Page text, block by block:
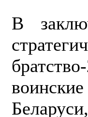
В